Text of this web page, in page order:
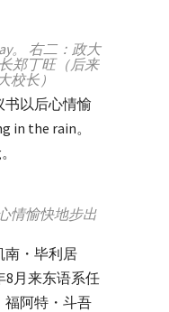
。 右二：政大
郑丁旺（后来
校长）
书以后心情愉
in the rain。
情愉快地步出
南・毕利居
8月来东语系任
福阿特・斗吾